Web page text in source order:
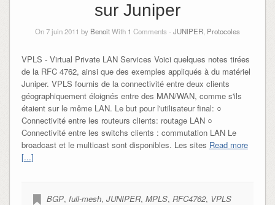
sur Juniper
On 7 juin 2011 by BenoitWith 1 Comments - JUNIPER Protocoles
VPLS - Virtual Private LAN Services Voici quelques notes tirées
de la RFC 4762, ainsi que des exemples appliqués à du matériel
Juniper. VPLS fournis de la connectivité entre deux clients
géographiquement éloignés entre des MAN/WAN, comme s'ils
étaient sur le même LAN. Le but pour l'utilisateur final: ○
Connectivité entre les routeurs clients: routage LAN ○
Connectivité entre les switchs clients : commutation LAN Le
broadcast et le multicast sont disponibles. Les sites Read more
[...]
BGP, full-mesh, JUNIPER, MPLS, RFC4762, VPLS